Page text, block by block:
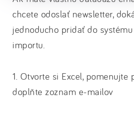
chcete odoslať newsletter,
jednoducho pridať do
importu.
1. Otvorte si Excel, pomenujte
doplňte zoznam e-mailov